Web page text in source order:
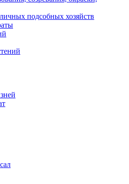
подсобных хозяйств